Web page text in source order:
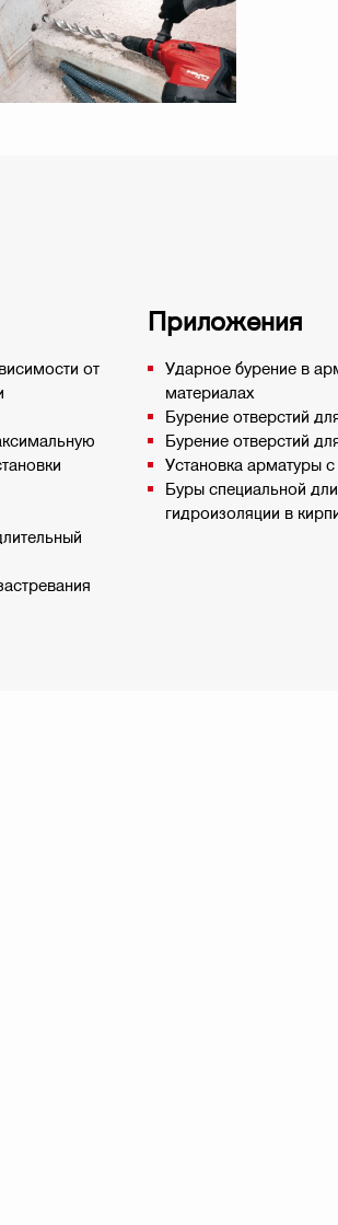
от
Приложения
Ударное бурение в
материалах
Бурение отверстий
Бурение отверстий
Установка арматуры
Буры специальной
гидроизоляции в